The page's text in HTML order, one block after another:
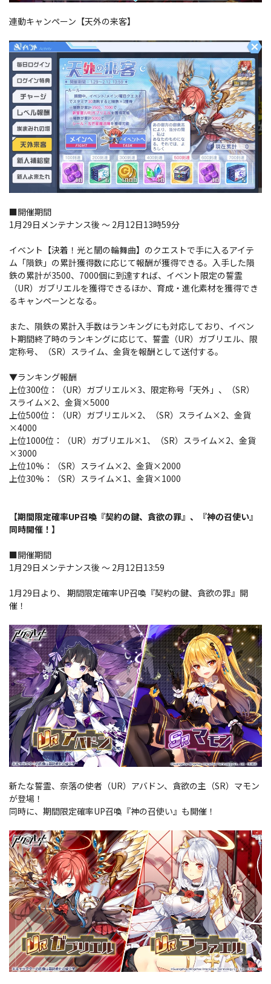
連動キャンペーン【天外の来客】
■開催期間
1月29日メンテナンス後 ～ 2月12日13時59分
イベント【決着！光と闇の輪舞曲】のクエストで手に入るアイテ
ム「隕鉄」の累計獲得数に応じて報酬が獲得できる。入手した隕
鉄の累計が3500、7000個に到達すれば、イベント限定の誓霊
（UR）ガブリエルを獲得できるほか、育成・進化素材を獲得でき
るキャンペーンとなる。
また、隕鉄の累計入手数はランキングにも対応しており、イベン
ト期間終了時のランキングに応じて、誓霊（UR）ガブリエル、限
定称号、（SR）スライム、金貨を報酬として送付する。
▼ランキング報酬
上位300位：（UR）ガブリエル×3、限定称号「天外」、（SR）
スライム×2、金貨×5000
上位500位：（UR）ガブリエル×2、（SR）スライム×2、金貨
×4000
上位1000位：（UR）ガブリエル×1、（SR）スライム×2、金貨
×3000
上位10%：（SR）スライム×2、金貨×2000
上位30%：（SR）スライム×1、金貨×1000
【期間限定確率UP召喚『契約の鍵、貪欲の罪』、『神の召使い』
同時開催！】
■開催期間
1月29日メンテナンス後 ～ 2月12日13:59
1月29日より、 期間限定確率UP召喚『契約の鍵、貪欲の罪』開
催！
新たな誓霊、奈落の使者（UR）アバドン、貪欲の主（SR）マモン
が登場！
同時に、期間限定確率UP召喚『神の召使い』も開催！